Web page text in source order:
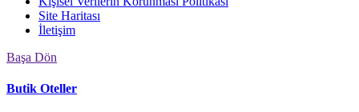
Site Haritası
İletişim
Başa Dön
Butik Oteller